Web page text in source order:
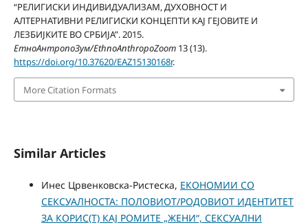
“РЕЛИГИСКИ ИНДИВИДУАЛИЗАМ, ДУХОВНОСТ И
АЛТЕРНАТИВНИ РЕЛИГИСКИ КОНЦЕПТИ КАЈ ГЕЈОВИТЕ И
ЛЕЗБИЈКИТЕ ВО СРБИЈА”. 2015.
ЕтноАнтропоЗум/EthnoAnthropoZoom13 (13).
https://doi.org/10.37620/EAZ15130168r.
More Citation Formats
Similar Articles
Инес Црвенковска-Ристеска, ЕКОНОМИИ СО
СЕКСУАЛНОСТА: ПОЛОВИОТ/РОДОВИОТ ИДЕНТИТЕТ
ЗА КОРИС(Т) КАЈ РОМИТЕ „ЖЕНИ“, СЕКСУАЛНИ